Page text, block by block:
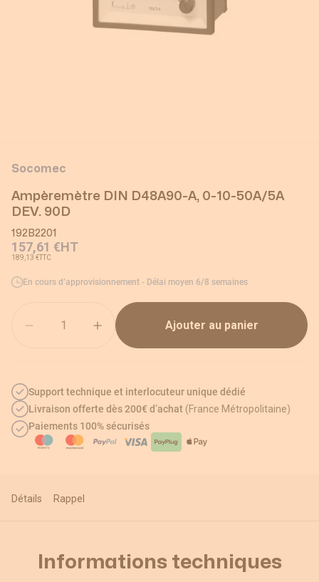
Socomec
Ampèremètre DIN D48A90-A, 0-10-50A/5A
DEV. 90D
192B2201
157,61 €HT
189,13 €TTC
En cours d’approvisionnement - Délai moyen 6/8 semaines
Ajouter au panier
Support technique et interlocuteur unique dédié
Livraison offerte dès 200€ d’achat (France Métropolitaine)
Paiements 100% sécurisés
Détails Rappel
Informations techniques